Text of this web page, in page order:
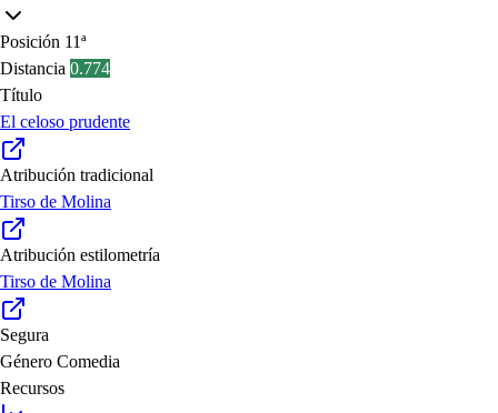
Posición 11ª
Distancia 0.774
Título
El celoso prudente
Atribución tradicional
Tirso de Molina
Atribución estilometría
Tirso de Molina
Segura
Género Comedia
Recursos